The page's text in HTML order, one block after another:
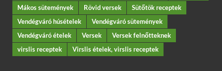
Mákos sütemények
Rövid versek
Sütőtök receptek
Vendégváró húsételek
Vendégváró sütemények
Vendégváró ételek
Versek
Versek felnőtteknek
virslis receptek
Virslis ételek, virslis receptek